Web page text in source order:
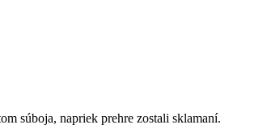
súboja, napriek prehre zostali sklamaní.